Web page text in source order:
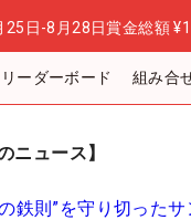
25日-8月28日賞金総額
リーダーボード 組み合
ニュース】
鉄則”を守り切った